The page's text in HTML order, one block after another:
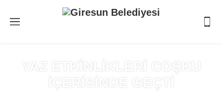
YAZ ETKİNLİKLERİ COŞKU
İÇERİSİNDE GEÇTİ